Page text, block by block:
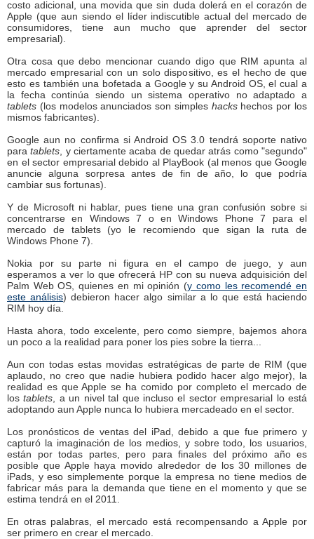
costo adicional, una movida que sin duda dolerá en el corazón de
Apple (que aun siendo el líder indiscutible actual del mercado de
consumidores, tiene aun mucho que aprender del sector
empresarial).
Otra cosa que debo mencionar cuando digo que RIM apunta al
mercado empresarial con un solo dispositivo, es el hecho de que
esto es también una bofetada a Google y su Android OS, el cual a
la fecha continúa siendo un sistema operativo no adaptado a
tablets (los modelos anunciados son simples hackshechos por los
mismos fabricantes).
Google aun no confirma si Android OS 3.0 tendrá soporte nativo
paratablets , y ciertamente acaba de quedar atrás como "segundo"
en el sector empresarial debido al PlayBook (al menos que Google
anuncie alguna sorpresa antes de fin de año, lo que podría
cambiar sus fortunas).
Y de Microsoft ni hablar, pues tiene una gran confusión sobre si
concentrarse en Windows 7 o en Windows Phone 7 para el
mercado de tablets (yo le recomiendo que sigan la ruta de
Windows Phone 7).
Nokia por su parte ni figura en el campo de juego, y aun
esperamos a ver lo que ofrecerá HP con su nueva adquisición del
Palm Web OS, quienes en mi opinión (y como les recomendé en
este análisis) debieron hacer algo similar a lo que está haciendo
RIM hoy día.
Hasta ahora, todo excelente, pero como siempre, bajemos ahora
un poco a la realidad para poner los pies sobre la tierra...
Aun con todas estas movidas estratégicas de parte de RIM (que
aplaudo, no creo que nadie hubiera podido hacer algo mejor), la
realidad es que Apple se ha comido por completo el mercado de
lostablets , a un nivel tal que incluso el sector empresarial lo está
adoptando aun Apple nunca lo hubiera mercadeado en el sector.
Los pronósticos de ventas del iPad, debido a que fue primero y
capturó la imaginación de los medios, y sobre todo, los usuarios,
están por todas partes, pero para finales del próximo año es
posible que Apple haya movido alrededor de los 30 millones de
iPads, y eso simplemente porque la empresa no tiene medios de
fabricar más para la demanda que tiene en el momento y que se
estima tendrá en el 2011.
En otras palabras, el mercado está recompensando a Apple por
ser primero en crear el mercado.